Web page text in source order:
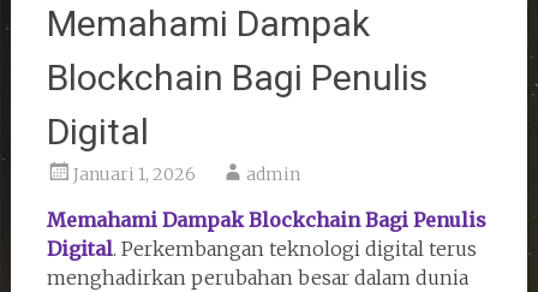
Memahami Dampak
Blockchain Bagi Penulis
Digital
Januari 1, 2026 admin
Memahami Dampak Blockchain Bagi Penulis
Digital. Perkembangan teknologi digital terus
menghadirkan perubahan besar dalam dunia